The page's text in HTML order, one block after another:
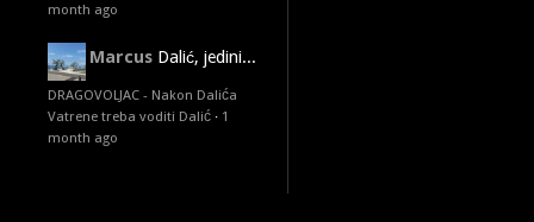
month ago
Marcus Dalić, jedini...
DRAGOVOLJAC - Nakon Dalića
Vatrene treba voditi Dalić · 1
month ago